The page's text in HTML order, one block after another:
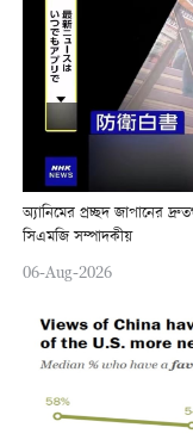
অ্যানিমের প্রচ্ছদ জাপানের
সিএমজি সম্পাদকীয়
06-Aug-2026